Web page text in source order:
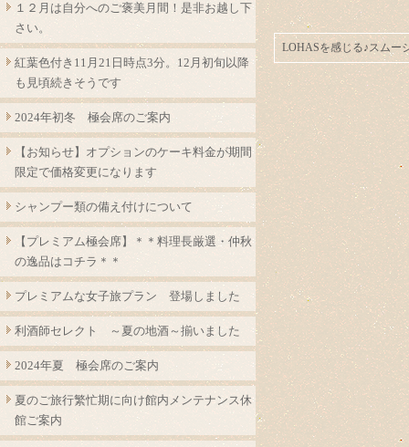
LOHASを感じる♪スムー
１２月は自分へのご褒美月間！是非お越し下
さい。
紅葉色付き11月21日時点3分。12月初旬以降
も見頃続きそうです
2024年初冬 極会席のご案内
【お知らせ】オプションのケーキ料金が期間
限定で価格変更になります
シャンプー類の備え付けについて
【プレミアム極会席】＊＊料理長厳選・仲秋
の逸品はコチラ＊＊
プレミアムな女子旅プラン 登場しました
利酒師セレクト ～夏の地酒～揃いました
2024年夏 極会席のご案内
夏のご旅行繁忙期に向け館内メンテナンス休
館ご案内